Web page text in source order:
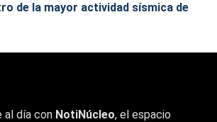
de la mayor actividad sísmica de
al día con NotiNúcleo, el espacio